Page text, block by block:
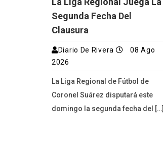
Segunda Fecha Del
Clausura
Diario De Rivera
08 Ago
2026
La Liga Regional de Fútbol de
Coronel Suárez disputará este
domingo la segunda fecha del […]